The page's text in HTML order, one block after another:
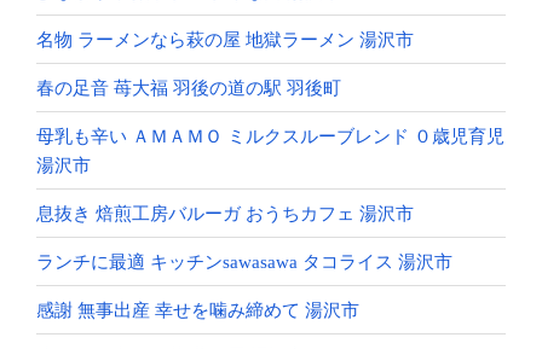
名物 ラーメンなら萩の屋 地獄ラーメン 湯沢市
春の足音 苺大福 羽後の道の駅 羽後町
母乳も辛い ＡＭＡＭＯ ミルクスルーブレンド ０歳児育児
湯沢市
息抜き 焙煎工房バルーガ おうちカフェ 湯沢市
ランチに最適 キッチンsawasawa タコライス 湯沢市
感謝 無事出産 幸せを噛み締めて 湯沢市